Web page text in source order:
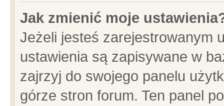
Jak zmienić moje
Jeżeli jesteś zarejestrowanym
ustawienia są zapisywane w
zajrzyj do swojego panelu
górze stron forum. Ten panel